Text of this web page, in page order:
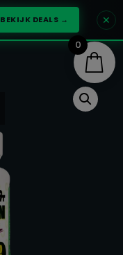
BEKIJK DEALS → ✕
0